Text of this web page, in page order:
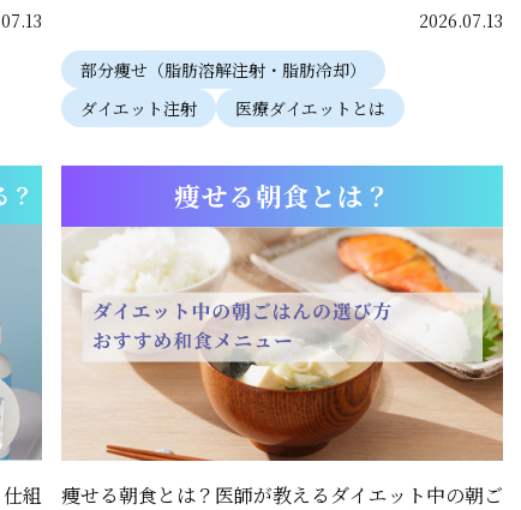
2026.07.13
部分痩せ（脂肪溶解注射・脂肪冷却）
ダイエット注射
医療ダイエットとは
組
痩せる朝食とは？医師が教えるダイエット中の朝ご